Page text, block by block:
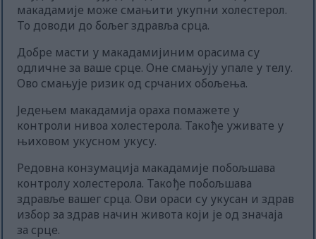
макадамије може смањити укупни холестерол.
То доводи до бољег здравља срца.
Добре масти у макадамијиним орасима су
одличне за ваше срце. Оне смањују упале у телу.
Ово смањује ризик од срчаних обољења.
Једењем макадамија ораха помажете у
контроли нивоа холестерола. Такође уживате у
њиховом укусном укусу.
Редовна конзумација макадамије побољшава
контролу холестерола. Такође побољшава
здравље вашег срца. Ови ораси су укусан и здрав
избор за здрав начин живота који је од значаја
за срце.